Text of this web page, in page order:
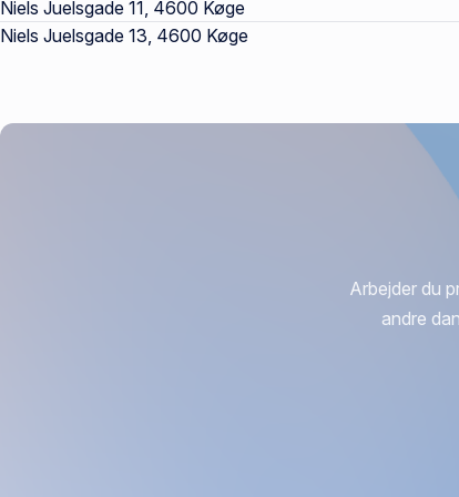
Niels Juelsgade 11, 4600 Køge
Niels Juelsgade 13, 4600 Køge
Arbejder du
andre